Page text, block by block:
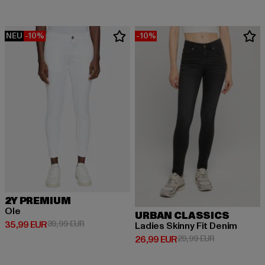
NEU -10%
2Y PREMIUM
Ole
35,99 EUR
Derzeitiger Preis: 35,99 EUR
39,99 EURAktionspreis: 39,99 EUR
-10%
URBAN CLASSICS
Ladies Skinny Fit Denim
26,99 EUR
Derzeitiger Preis: 26,99 EUR
29,99 EURAktionspreis: